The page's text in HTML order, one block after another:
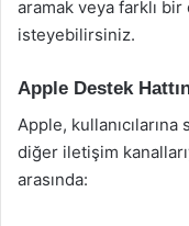
aramak veya farklı
isteyebilirsiniz.
Apple Destek
Apple,
diğer iletişim
arasında: